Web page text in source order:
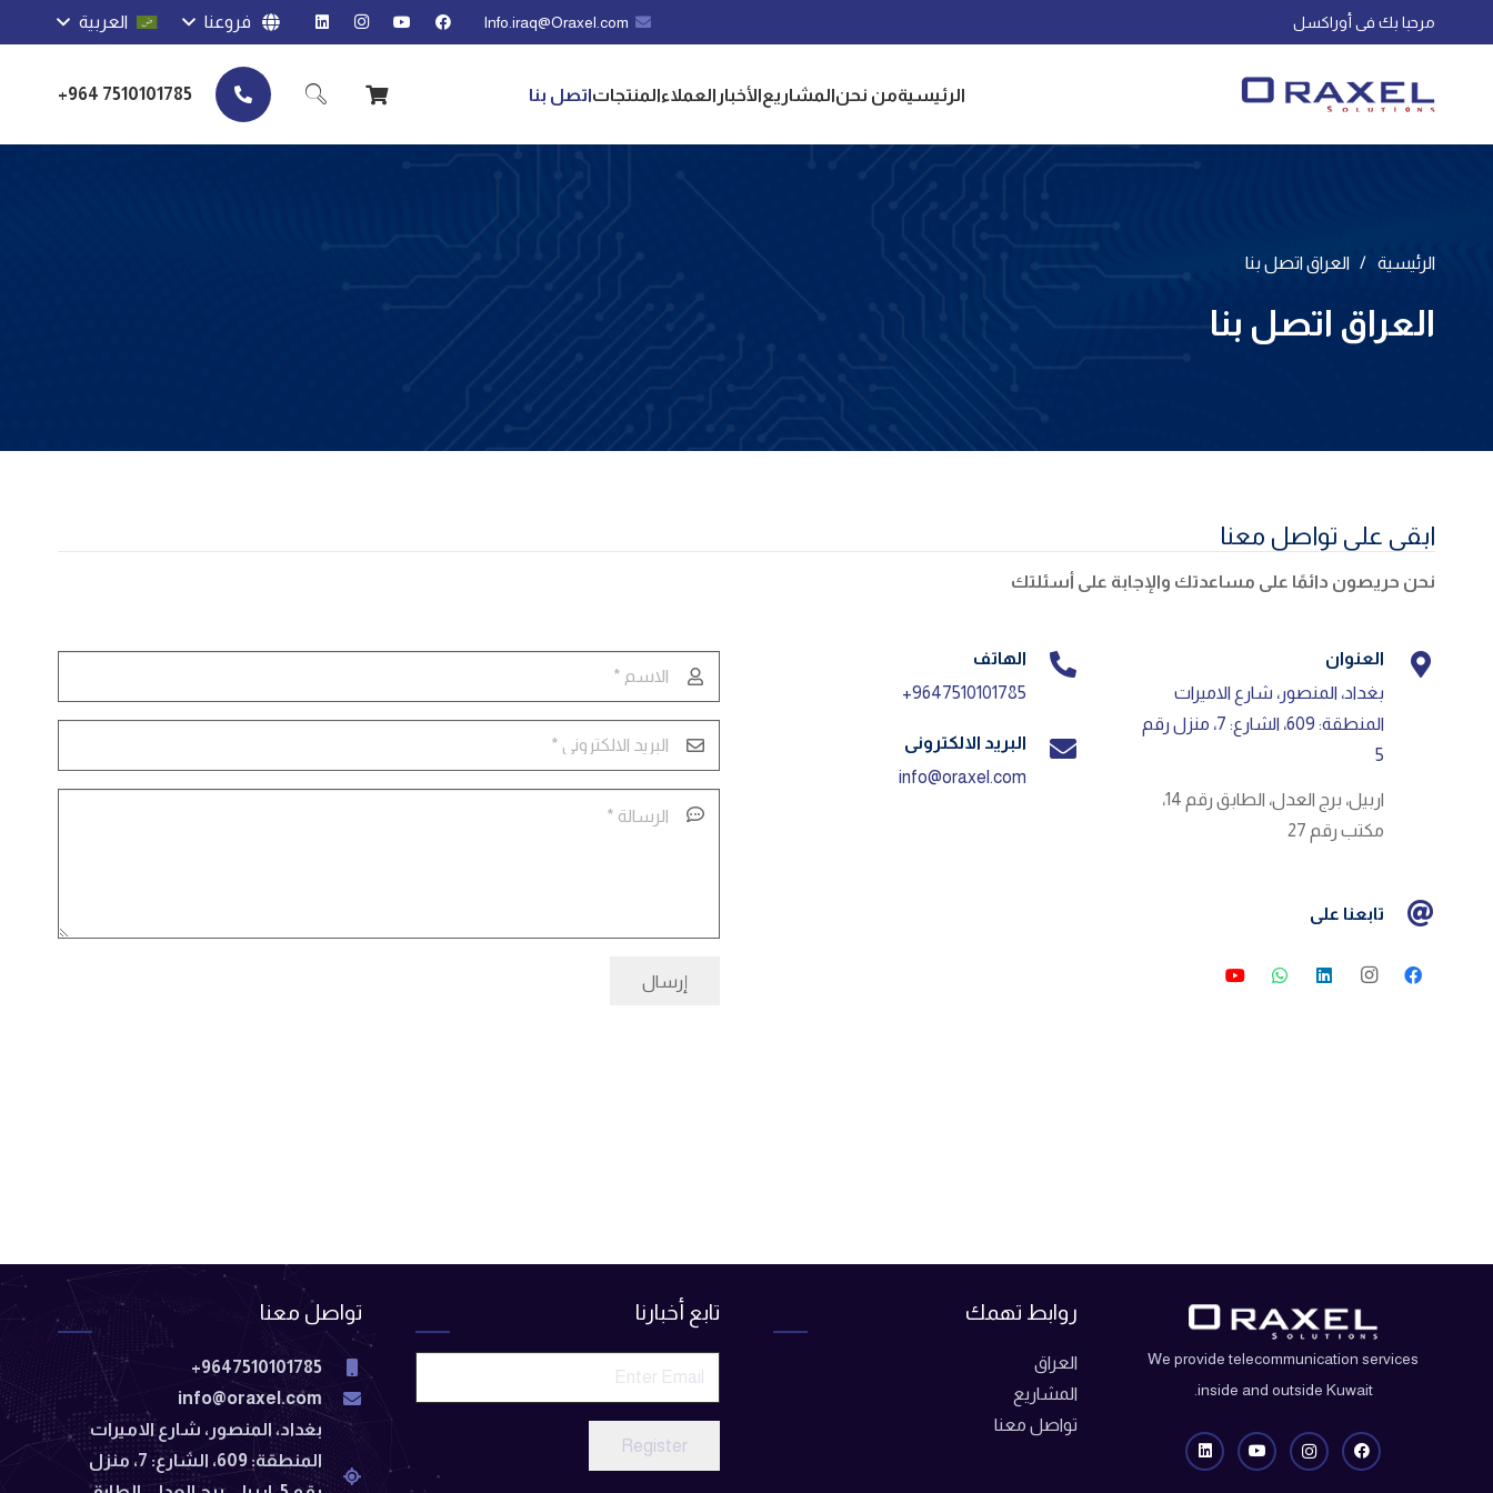
مرحبا بك فى أوراكسل Info.iraq@Oraxel.com فروعنا العربية
الرئيسيةمن نحنالمشاريعالأخبار العملاءالمنتجاتاتصل بنا 7510101785 964+
الرئيسية / العراق اتصل بنا
العراق اتصل بنا
ابقى على تواصل معنا
نحن حريصون دائمًا على مساعدتك والإجابة على أسئلتك
العنوان
بغداد، المنصور، شارع الاميرات
المنطقة: 609، الشارع: 7، منزل رقم
5
اربيل، برج العدل، الطابق رقم 14،
مكتب رقم 27
الهاتف
9647510101785+
البريد الالكترونى
info@oraxel.com
تابعنا على
إرسال
We provide telecommunication services
inside and outside Kuwait.
روابط تهمك
العراق
المشاريع
تواصل معنا
تابع أخبارنا
Register
تواصل معنا
9647510101785+
info@oraxel.com
بغداد، المنصور، شارع الاميرات
المنطقة: 609، الشارع: 7، منزل